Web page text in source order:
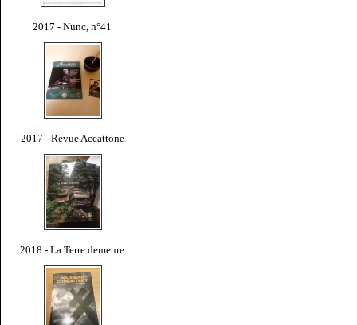
2017 - Nunc, n°41
2017 - Revue Accattone
2018 - La Terre demeure